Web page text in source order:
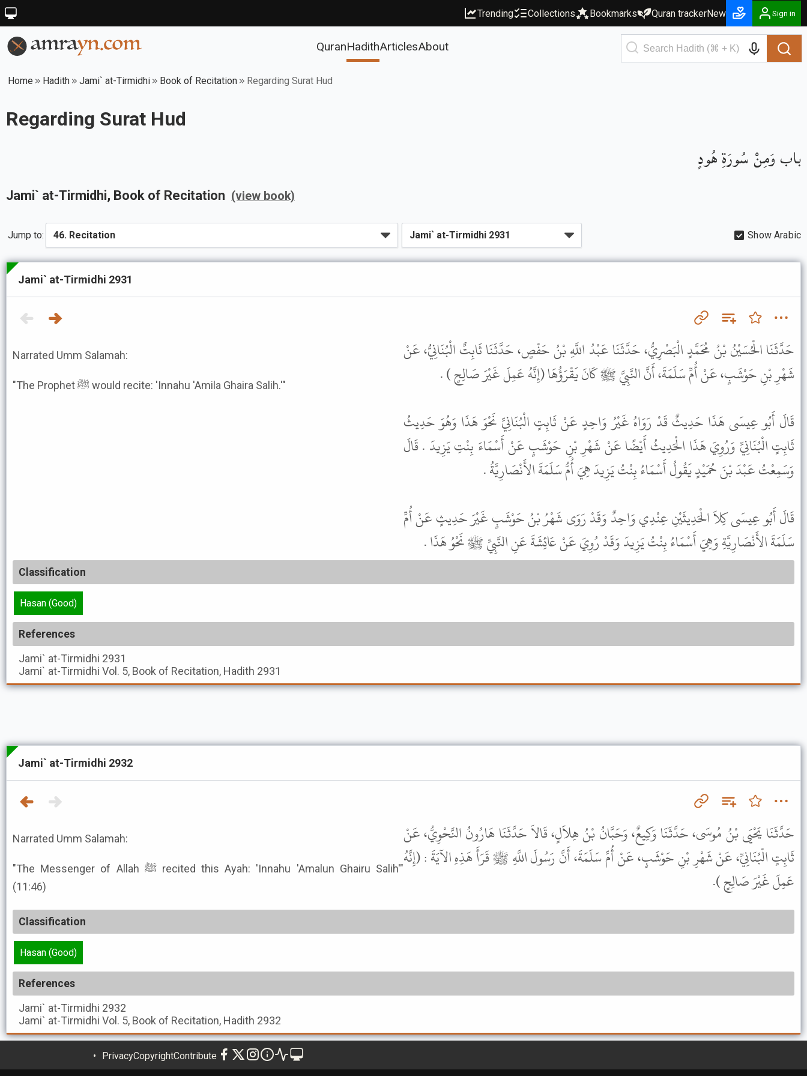
Trending Collections Bookmarks Quran trackerNew Sign in
QuranHadithArticlesAbout
Home Hadith Jami` at-Tirmidhi Book of Recitation Regarding Surat Hud
Regarding Surat Hud
باب وَمِنْ سُورَةِ هُودٍ
Jami` at-Tirmidhi, Book of Recitation (view book)
Jump to: Show Arabic
Jami` at-Tirmidhi 2931
Narrated Umm Salamah:
"The Prophet ﷺ would recite: 'Innahu 'Amila Ghaira Salih.'"
حَدَّثَنَا الْحُسَيْنُ بْنُ مُحَمَّدٍ الْبَصْرِيُّ، حَدَّثَنَا عَبْدُ اللَّهِ بْنُ حَفْصٍ، حَدَّثَنَا ثَابِتٌ الْبُنَانِيُّ، عَنْ
شَهْرِ بْنِ حَوْشَبٍ، عَنْ أُمِّ سَلَمَةَ، أَنَّ النَّبِيَّ ﷺ كَانَ يَقْرَؤُهَا (إِنَّهُ عَمِلَ غَيْرَ صَالِحٍ ) .
قَالَ أَبُو عِيسَى هَذَا حَدِيثٌ قَدْ رَوَاهُ غَيْرُ وَاحِدٍ عَنْ ثَابِتٍ الْبُنَانِيِّ نَحْوَ هَذَا وَهُوَ حَدِيثُ
ثَابِتٍ الْبُنَانِيِّ وَرُوِيَ هَذَا الْحَدِيثُ أَيْضًا عَنْ شَهْرِ بْنِ حَوْشَبٍ عَنْ أَسْمَاءَ بِنْتِ يَزِيدَ . قَالَ
وَسَمِعْتُ عَبْدَ بْنَ حُمَيْدٍ يَقُولُ أَسْمَاءُ بِنْتُ يَزِيدَ هِيَ أُمُّ سَلَمَةَ الأَنْصَارِيَّةُ .
قَالَ أَبُو عِيسَى كِلاَ الْحَدِيثَيْنِ عِنْدِي وَاحِدٌ وَقَدْ رَوَى شَهْرُ بْنُ حَوْشَبٍ غَيْرَ حَدِيثٍ عَنْ أُمِّ
سَلَمَةَ الأَنْصَارِيَّةِ وَهِيَ أَسْمَاءُ بِنْتُ يَزِيدَ وَقَدْ رُوِيَ عَنْ عَائِشَةَ عَنِ النَّبِيِّ ﷺ نَحْوُ هَذَا .
Classification
Hasan (Good)
References
Jami` at-Tirmidhi 2931
Jami` at-Tirmidhi Vol. 5, Book of Recitation, Hadith 2931
Jami` at-Tirmidhi 2932
Narrated Umm Salamah:
"The Messenger of Allah ﷺ recited this Ayah: 'Innahu 'Amalun Ghairu Salih'"
(11:46)
حَدَّثَنَا يَحْيَى بْنُ مُوسَى، حَدَّثَنَا وَكِيعٌ، وَحَبَّانُ بْنُ هِلاَلٍ، قَالاَ حَدَّثَنَا هَارُونُ النَّحْوِيُّ، عَنْ
ثَابِتٍ الْبُنَانِيِّ، عَنْ شَهْرِ بْنِ حَوْشَبٍ، عَنْ أُمِّ سَلَمَةَ، أَنَّ رَسُولَ اللَّهِ ﷺ قَرَأَ هَذِهِ الآيَةَ : (إِنَّهُ
عَمِلَ غَيْرَ صَالِحٍ ).
Classification
Hasan (Good)
References
Jami` at-Tirmidhi 2932
Jami` at-Tirmidhi Vol. 5, Book of Recitation, Hadith 2932
PrivacyCopyrightContribute